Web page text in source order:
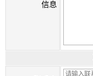
信息